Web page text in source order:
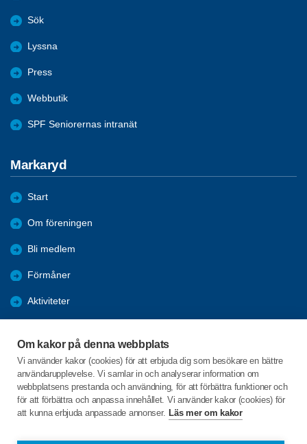
Om kakor på denna webbplats
Vi använder kakor (cookies) för att erbjuda dig som besökare en bättre
användarupplevelse. Vi samlar in och analyserar information om
webbplatsens prestanda och användning, för att förbättra funktioner och
för att förbättra och anpassa innehållet. Vi använder kakor (cookies) för
att kunna erbjuda anpassade annonser. Läs mer om kakor
Sök
Lyssna
Press
Webbutik
SPF Seniorernas intranät
Markaryd
Start
Om föreningen
Bli medlem
Förmåner
Aktiviteter
ANSLAGSTAVLAN
Arkiv 2022-2025
C/o:Anita Lindberg